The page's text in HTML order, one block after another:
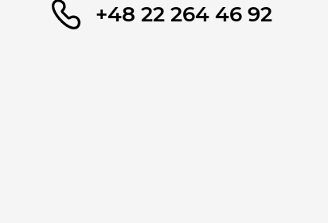
+48 22 264 46 92